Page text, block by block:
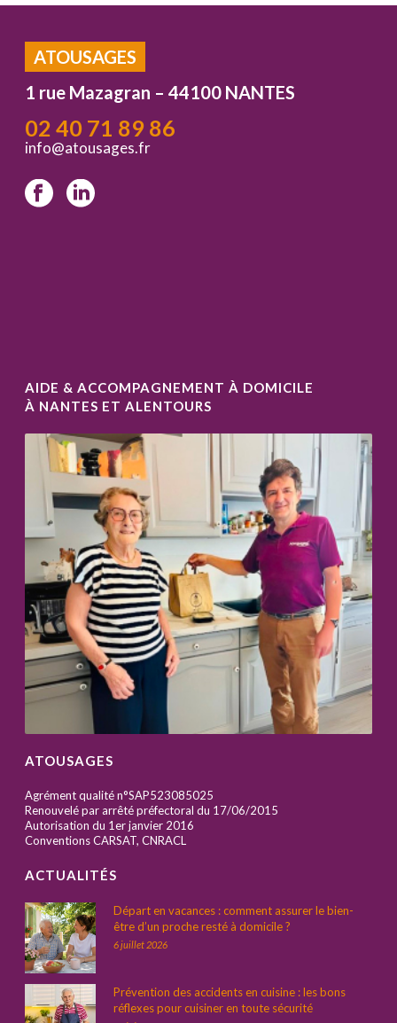
ATOUSAGES
1 rue Mazagran – 44100 NANTES
02 40 71 89 86
info@atousages.fr
AIDE & ACCOMPAGNEMENT À DOMICILE
À NANTES ET ALENTOURS
ATOUSAGES
Agrément qualité n°SAP523085025
Renouvelé par arrêté préfectoral du 17/06/2015
Autorisation du 1er janvier 2016
Conventions CARSAT, CNRACL
ACTUALITÉS
Départ en vacances : comment assurer le bien-
être d’un proche resté à domicile ?
6 juillet 2026
Prévention des accidents en cuisine : les bons
réflexes pour cuisiner en toute sécurité